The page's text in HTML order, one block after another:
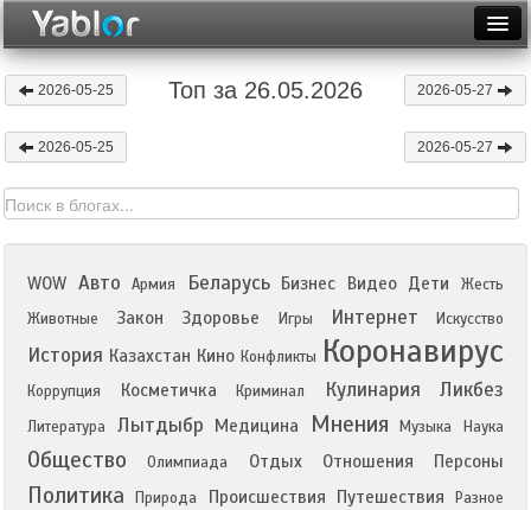
Видеотоп
2026-05-25 Топ за 26.05.2026 2026-05-27
2026-05-25 2026-05-27
WOW Авто Армия Беларусь Бизнес Видео Дети
Жесть
Животные
Закон Здоровье Игры Интернет Искусство
История Казахстан Кино Конфликты Коронавирус
Коррупция Косметичка Криминал Кулинария Ликбез
Литература Лытдыбр Медицина Мнения Музыка Наука
Общество Олимпиада Отдых Отношения Персоны
Политика Природа Происшествия Путешествия
Разное